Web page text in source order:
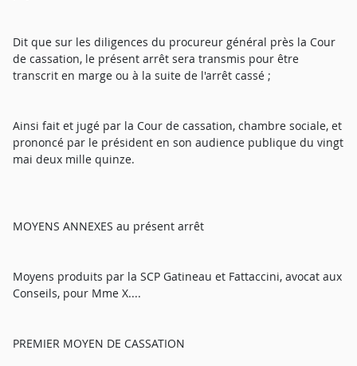
Dit que sur les diligences du procureur général près la Cour
de cassation, le présent arrêt sera transmis pour être
transcrit en marge ou à la suite de l'arrêt cassé ;
Ainsi fait et jugé par la Cour de cassation, chambre sociale, et
prononcé par le président en son audience publique du vingt
mai deux mille quinze.
MOYENS ANNEXES au présent arrêt
Moyens produits par la SCP Gatineau et Fattaccini, avocat aux
Conseils, pour Mme X....
PREMIER MOYEN DE CASSATION